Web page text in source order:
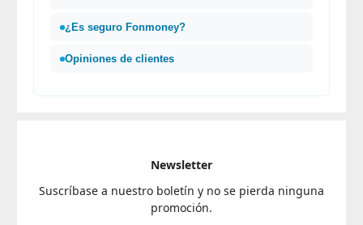
¿Es seguro Fonmoney?
Opiniones de clientes
Newsletter
Suscríbase a nuestro boletín y no se pierda ninguna
promoción.